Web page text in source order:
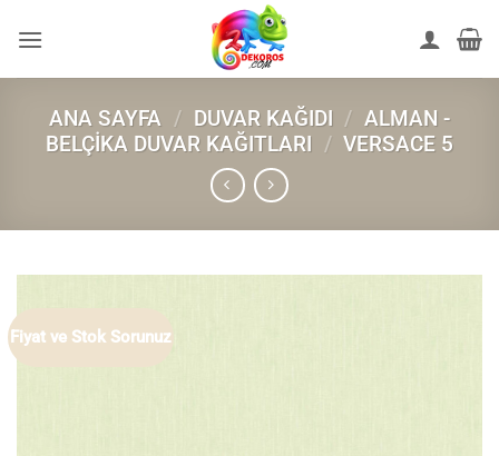
atla
ANA SAYFA / DUVAR KAĞIDI / ALMAN -
BELÇIKA DUVAR KAĞITLARI / VERSACE 5
Fiyat ve Stok Sorunuz